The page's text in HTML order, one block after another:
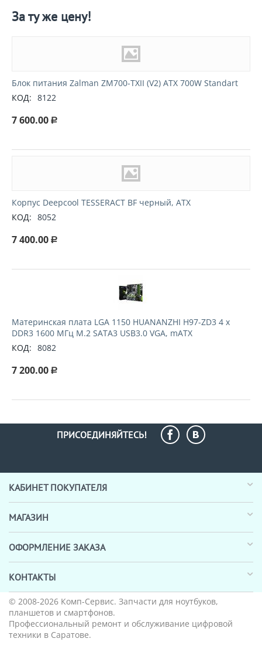
За ту же цену!
Блок питания Zalman ZM700-TXII (V2) ATX 700W Standart
КОД: 8122
7 600.00 Р
Корпус Deepcool TESSERACT BF черный, ATX
КОД: 8052
7 400.00 Р
Материнская плата LGA 1150 HUANANZHI H97-ZD3 4 х
DDR3 1600 МГц M.2 SATA3 USB3.0 VGA, mATX
КОД: 8082
7 200.00 Р
ПРИСОЕДИНЯЙТЕСЬ!
КАБИНЕТ ПОКУПАТЕЛЯ
МАГАЗИН
ОФОРМЛЕНИЕ ЗАКАЗА
КОНТАКТЫ
© 2008-2026 Комп-Сервис. Запчасти для ноутбуков,
планшетов и смартфонов.
Профессиональный ремонт и обслуживание цифровой
техники в Саратове.